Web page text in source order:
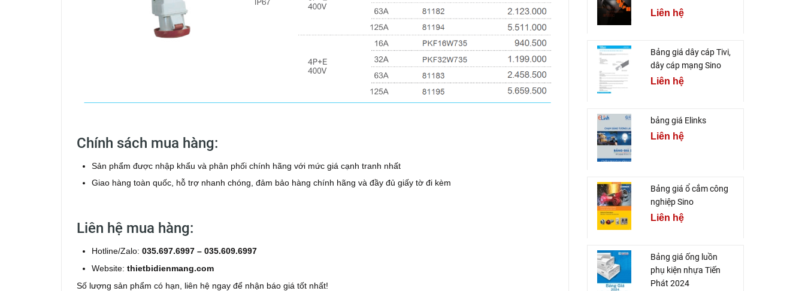
Chính sách mua hàng:
Sản phẩm được nhập khẩu và phân phối chính hãng với mức giá cạnh tranh nhất
Giao hàng toàn quốc, hỗ trợ nhanh chóng, đảm bảo hàng chính hãng và đầy đủ giấy tờ đi kèm
Liên hệ mua hàng:
Hotline/Zalo: 035.697.6997 – 035.609.6997
Website: thietbidienmang.com
Số lượng sản phẩm có hạn, liên hệ ngay để nhận báo giá tốt nhất!
Liên hệ
Bảng giá dây cáp Tivi,
dây cáp mạng Sino
Liên hệ
bảng giá Elinks
Liên hệ
Bảng giá ổ cắm công
nghiệp Sino
Liên hệ
Bảng giá ống luồn
phụ kiện nhựa Tiến
Phát 2024